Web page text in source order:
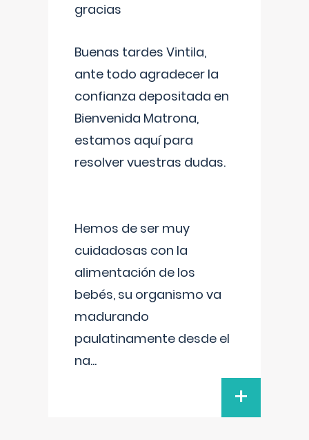
gracias
Buenas tardes Vintila,
ante todo agradecer la
confianza depositada en
Bienvenida Matrona,
estamos aquí para
resolver vuestras dudas.
Hemos de ser muy
cuidadosas con la
alimentación de los
bebés, su organismo va
madurando
paulatinamente desde el
na...
+